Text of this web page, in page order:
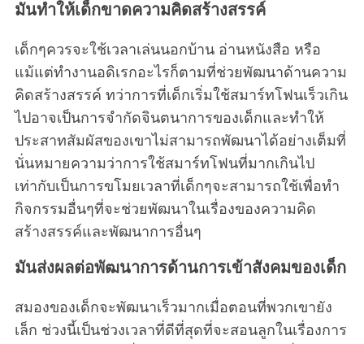
มันทำให้เด็กขาดความคิดสร้างสรรค์
เด็กๆควรจะใช้เวลาเล่นนอกบ้าน อ่านหนังสือ หรือ
แม้แต่ทำงานอดิเรกอะไรก็ตามที่ช่วยพัฒนาด้านความ
คิดสร้างสรรค์ ทว่าการที่เด็กเริ่มใช้สมาร์ทโฟนเร็วเกิน
ไปอาจเป็นการจำกัดจินตนาการของเด็กและทำให้
ประสาทสัมผัสของเขาไม่สามารถพัฒนาได้อย่างเต็มที่
นั่นหมายความว่าการใช้สมาร์ทโฟนที่มากเกินไป
เท่ากับเป็นการขโมยเวลาที่เด็กๆจะสามารถใช้เพื่อทำ
กิจกรรมอื่นๆที่จะช่วยพัฒนาในเรื่องของความคิด
สร้างสรรค์และพัฒนาการอื่นๆ
มันส่งผลต่อพัฒนาการด้านการเข้าสังคมของเด็ก
สมองของเด็กจะพัฒนาเร็วมากเมื่อตอนที่พวกเขายัง
เล็ก ช่วงนี้เป็นช่วงเวลาที่ดีที่สุดที่จะสอนลูกในเรื่องการ
a